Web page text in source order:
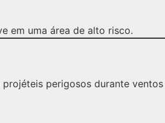
em uma área de alto risco.
perigosos durante